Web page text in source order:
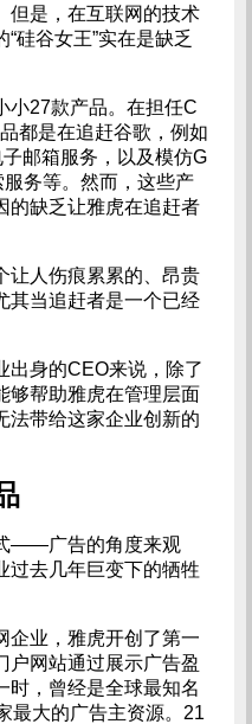
但是，在互联网的技术
硅谷女王”实在是缺乏
小27款产品。在担任C
都是在追赶谷歌，例如
邮箱服务，以及模仿G
务等。然而，这些产
的缺乏让雅虎在追赶者
让人伤痕累累的、昂贵
其当追赶者是一个已经
出身的CEO来说，除了
够帮助雅虎在管理层面
法带给这家企业创新的
——广告的角度来观
过去几年巨变下的牺牲
企业，雅虎开创了第一
网站通过展示广告盈
时，曾经是全球最知名
最大的广告主资源。21